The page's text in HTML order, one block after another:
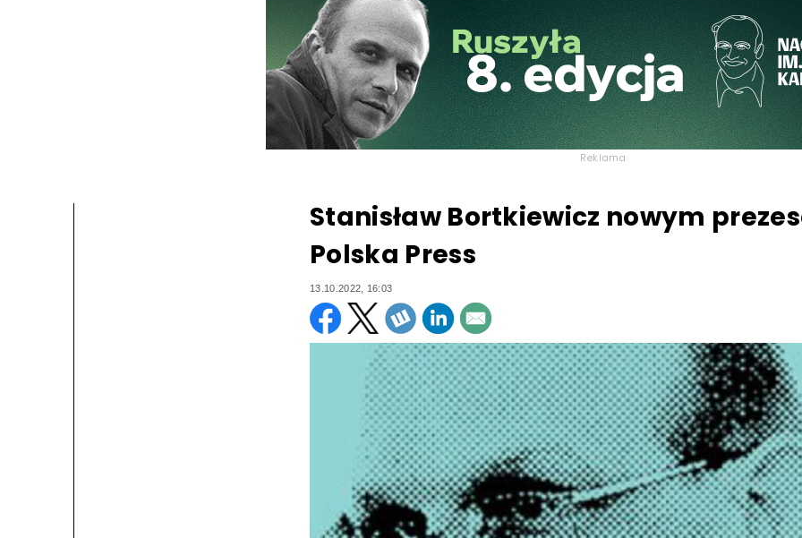
Reklama
Stanisław Bortkiewicz nowym
Polska Press
13.10.2022, 16:03